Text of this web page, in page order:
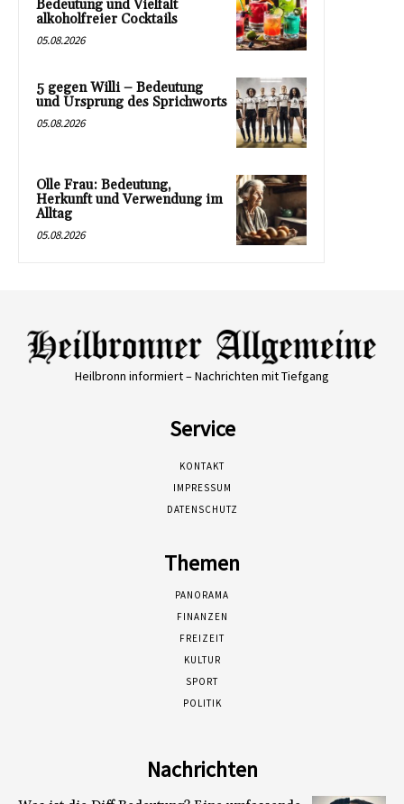
Bedeutung und Vielfalt
alkoholfreier Cocktails
05.08.2026
5 gegen Willi – Bedeutung
und Ursprung des Sprichworts
05.08.2026
Olle Frau: Bedeutung,
Herkunft und Verwendung im
Alltag
05.08.2026
Heilbronn informiert – Nachrichten mit Tiefgang
Service
KONTAKT
IMPRESSUM
DATENSCHUTZ
Themen
PANORAMA
FINANZEN
FREIZEIT
KULTUR
SPORT
POLITIK
Nachrichten